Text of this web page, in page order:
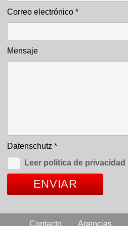
Correo electrónico *
Mensaje
Datenschutz *
Leer política de privacidad
Contacto Agencias